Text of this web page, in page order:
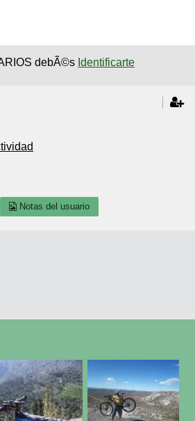
debÃ©s Identificarte
Notas del usuario